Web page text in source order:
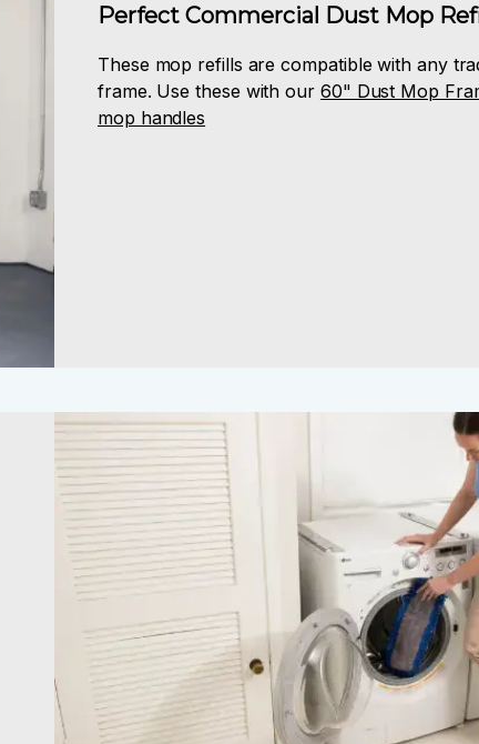
Perfect Commercial Dust Mop
These mop refills are compatible with any
frame. Use these with our 60" Dust Mop
mop handles